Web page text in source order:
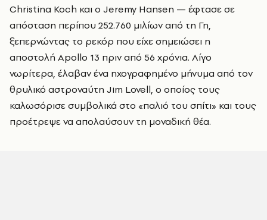
Christina Koch και ο Jeremy Hansen — έφτασε σε
απόσταση περίπου 252.760 μιλίων από τη Γη,
ξεπερνώντας το ρεκόρ που είχε σημειώσει η
αποστολή Apollo 13 πριν από 56 χρόνια. Λίγο
νωρίτερα, έλαβαν ένα ηχογραφημένο μήνυμα από τον
θρυλικό αστροναύτη Jim Lovell, ο οποίος τους
καλωσόρισε συμβολικά στο «παλιό του σπίτι» και τους
προέτρεψε να απολαύσουν τη μοναδική θέα.